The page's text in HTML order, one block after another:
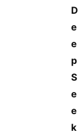
D
e
e
p
S
e
e
k